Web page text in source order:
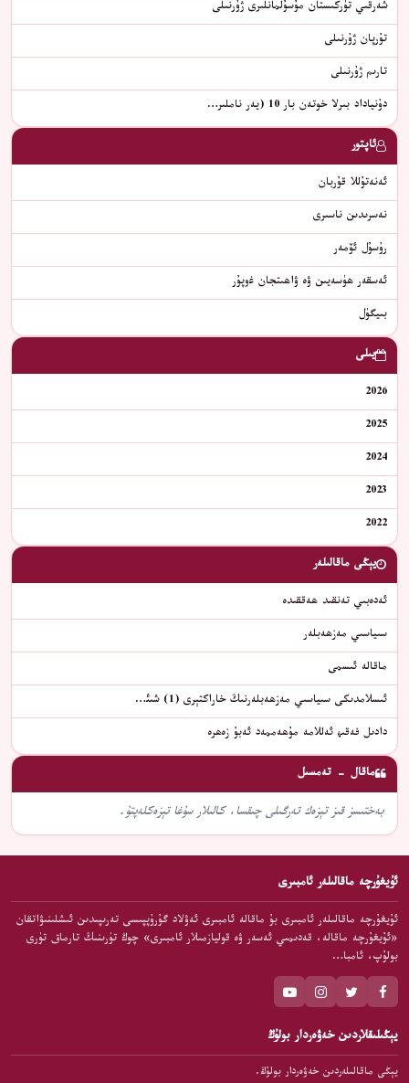
شەرقىي تۈركىستان مۇسۇلمانلىرى ژۇرنىلى
تۇرپان ژۇرنىلى
تارىم ژۇرنىلى
دۇنياداد بىرلا خوتەن بار 10 (يەر ناملىر…
ئاپتور
ئەنەتۇللا قۇربان
نەسرىدىن ناسىرى
رۇسۇل ئۆمەر
ﺋﻪﺳﻘﻪﺭ ﮬﯜﺳﻪﻳﯩﻦ ﯞﻩ ﯞﺍﮬﯩﺘﺠﺎﻥ ﻏﻭﭘﯘﺭ
بىيگۈل
يىلى
2026
2025
2024
2023
2022
يېڭى ماقالىلەر
ئەدەبىي تەنقىد ھەققىدە
سىياسىي مەزھەبلەر
ماقالە ئىسمى
ئىسلامدىكى سىياسىي مەزھەبلەرنىڭ خاراكتېرى (1) شىئ…
دادىل فەقىھ ئەللامە مۇھەممەد ئەبۇ زەھرە
ماقال - تەمسىل
بەختىسز قىز تېزەك تەرگىلى چىقسا، كالىلار سۇغا تېزەكلەپتۇ.
ئۇيغۇرچە ماقالىلەر ئامبىرى
ئۇيغۇرچە ماقالىلەر ئامبىرى بۇ ماقالە ئامبىرى ئەۋلاد گۇرۇپپىسى تەرىپىدىن ئىشلىنىۋاتقان
«ئۇيغۇرچە ماقالە، قەدىمىي ئەسەر ۋە قوليازمىلار ئامبىرى» چوڭ تۈرىنىڭ تارماق تۈرى
بولۇپ، ئامبا…
يېڭىلىقلاردىن خەۋەردار بولۇڭ
يېڭى ماقالىلەردىن خەۋەردار بولۇڭ.